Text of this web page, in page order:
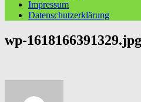
Impressum
Datenschutzerklärung
wp-1618166391329.jpg